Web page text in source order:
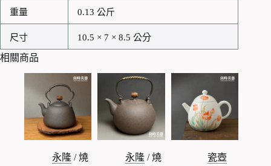
重量 0.13 公斤
尺寸 10.5 × 7 × 8.5 公分
相關商品
永隆/燒
永隆 /燒
瓷壺